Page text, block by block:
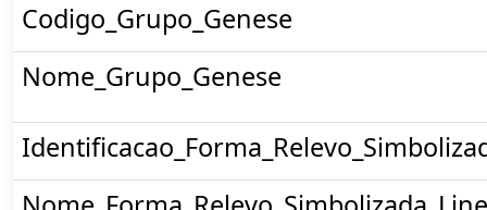
Codigo_Grupo_Genese
Nome_Grupo_Genese